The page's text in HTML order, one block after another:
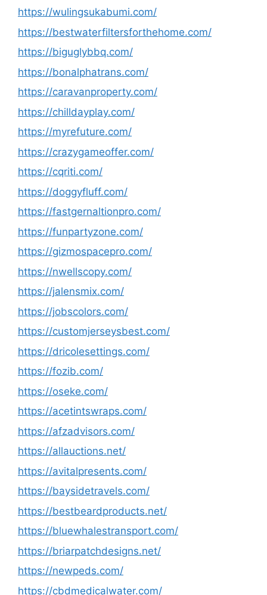
https://wulingsukabumi.com/
https://bestwaterfiltersforthehome.com/
https://biguglybbq.com/
https://bonalphatrans.com/
https://caravanproperty.com/
https://chilldayplay.com/
https://myrefuture.com/
https://crazygameoffer.com/
https://cqriti.com/
https://doggyfluff.com/
https://fastgernaltionpro.com/
https://funpartyzone.com/
https://gizmospacepro.com/
https://nwellscopy.com/
https://jalensmix.com/
https://jobscolors.com/
https://customjerseysbest.com/
https://dricolesettings.com/
https://fozib.com/
https://oseke.com/
https://acetintswraps.com/
https://afzadvisors.com/
https://allauctions.net/
https://avitalpresents.com/
https://baysidetravels.com/
https://bestbeardproducts.net/
https://bluewhalestransport.com/
https://briarpatchdesigns.net/
https://newpeds.com/
https://cbdmedicalwater.com/